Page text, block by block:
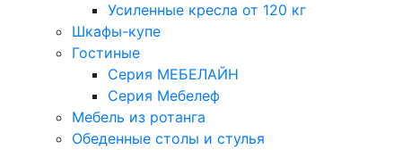
Усиленные кресла от 120 кг
Шкафы-купе
Гостиные
Серия МЕБЕЛАЙН
Серия Мебелеф
Мебель из ротанга
Обеденные столы и стулья